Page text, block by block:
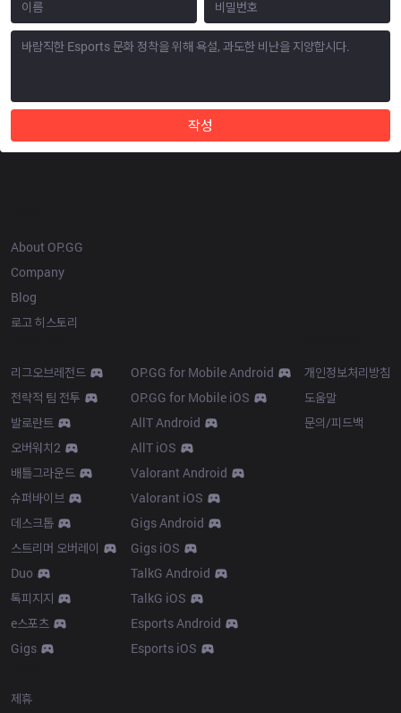
작성
About OP.GG
Company
Blog
로고 히스토리
리그오브레전드
전략적 팀 전투
발로란트
오버워치2
배틀그라운드
슈퍼바이브
데스크톱
스트리머 오버레이
Duo
톡피지지
e스포츠
Gigs
OP.GG for Mobile Android
OP.GG for Mobile iOS
AllT Android
AllT iOS
Valorant Android
Valorant iOS
Gigs Android
Gigs iOS
TalkG Android
TalkG iOS
Esports Android
Esports iOS
개인정보처리방침
도움말
문의/피드백
제휴